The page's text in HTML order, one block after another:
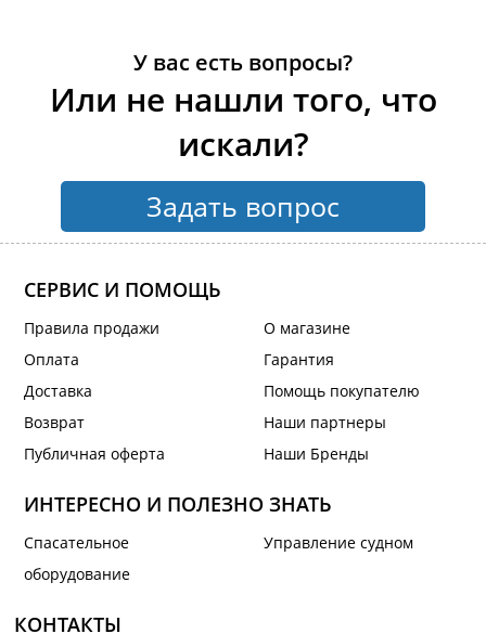
У вас есть вопросы?
Или не нашли того, что
искали?
Задать вопрос
СЕРВИС И ПОМОЩЬ
Правила продажи
Оплата
Доставка
Возврат
Публичная оферта
О магазине
Гарантия
Помощь покупателю
Наши партнеры
Наши Бренды
ИНТЕРЕСНО И ПОЛЕЗНО ЗНАТЬ
Спасательное
оборудование
Управление судном
КОНТАКТЫ